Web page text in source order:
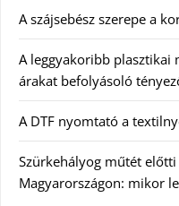
A szájsebész szerepe a
A leggyakoribb plasztikai
árakat befolyásoló
A DTF nyomtató a
Szürkehályog műtét
Magyarországon: mikor